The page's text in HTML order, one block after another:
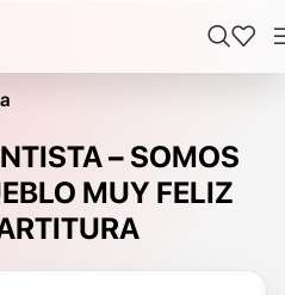
– SOMOS
MUY FELIZ